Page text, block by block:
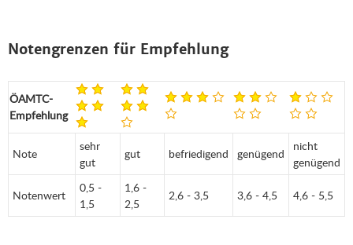
Notengrenzen für Empfehlung
ÖAMTC-
Empfehlung
Note
sehr
gut
gut befriedigend genügend
nicht
genügend
Notenwert
0,5 -
1,5
1,6 -
2,5
2,6 - 3,5 3,6 - 4,5 4,6 - 5,5